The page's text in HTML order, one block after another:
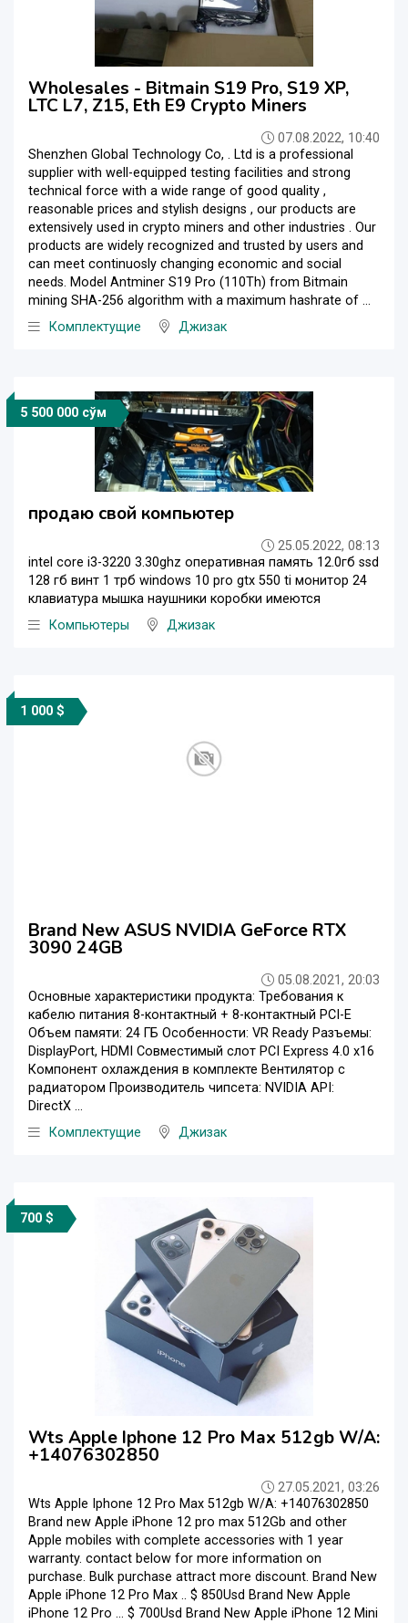
Wholesales - Bitmain S19 Pro, S19 XP,
LTC L7, Z15, Eth E9 Crypto Miners
07.08.2022, 10:40
Shenzhen Global Technology Co, . Ltd is a professional
supplier with well-equipped testing facilities and strong
technical force with a wide range of good quality ,
reasonable prices and stylish designs , our products are
extensively used in crypto miners and other industries . Our
products are widely recognized and trusted by users and
can meet continuosly changing economic and social
needs. Model Antminer S19 Pro (110Th) from Bitmain
mining SHA-256 algorithm with a maximum hashrate of ...
Комплектущие
Джизак
5 500 000 сўм
продаю свой компьютер
25.05.2022, 08:13
intel core i3-3220 3.30ghz оперативная память 12.0гб ssd
128 гб винт 1 трб windows 10 pro gtx 550 ti монитор 24
клавиатура мышка наушники коробки имеются
Компьютеры
Джизак
1 000 $
Brand New ASUS NVIDIA GeForce RTX
3090 24GB
05.08.2021, 20:03
Основные характеристики продукта: Требования к
кабелю питания 8-контактный + 8-контактный PCI-E
Объем памяти: 24 ГБ Особенности: VR Ready Разъемы:
DisplayPort, HDMI Совместимый слот PCI Express 4.0 x16
Компонент охлаждения в комплекте Вентилятор с
радиатором Производитель чипсета: NVIDIA API:
DirectX ...
Комплектущие
Джизак
700 $
Wts Apple Iphone 12 Pro Max 512gb W/A:
+14076302850
27.05.2021, 03:26
Wts Apple Iphone 12 Pro Max 512gb W/A: +14076302850
Brand new Apple iPhone 12 pro max 512Gb and other
Apple mobiles with complete accessories with 1 year
warranty. contact below for more information on
purchase. Bulk purchase attract more discount. Brand New
Apple iPhone 12 Pro Max .. $ 850Usd Brand New Apple
iPhone 12 Pro … $ 700Usd Brand New Apple iPhone 12 Mini